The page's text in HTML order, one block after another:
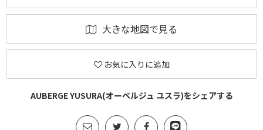
大きな地図で見る
お気に入りに追加
AUBERGE YUSURA(オーベルジュ ユスラ)をシェアする